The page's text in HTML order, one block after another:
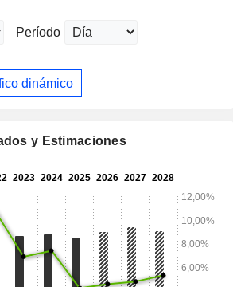
Período
dinámico
y Estimaciones